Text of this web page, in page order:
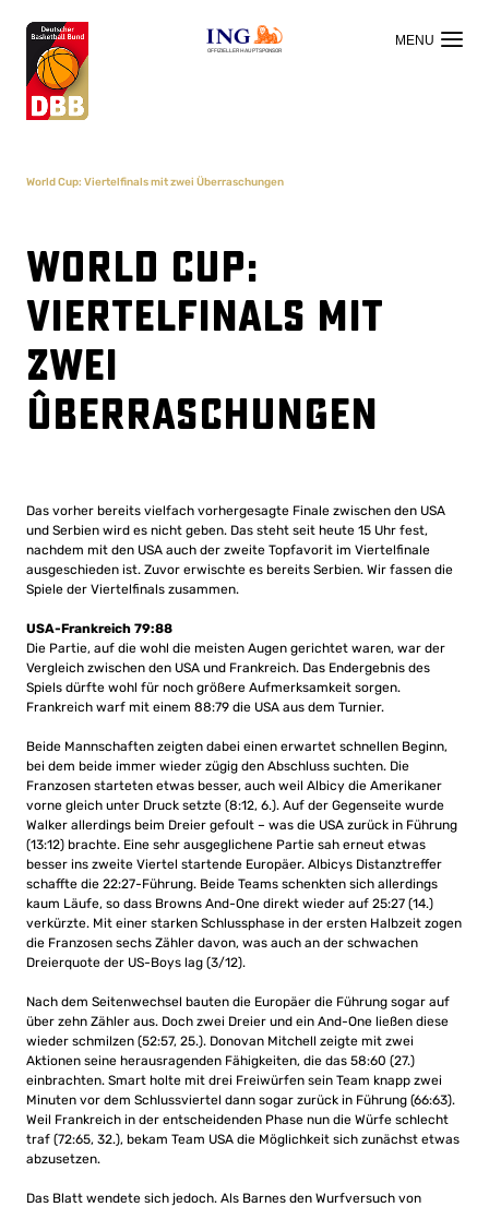
OFFIZIELLER HAUPTSPONSOR
World Cup: Viertelfinals mit zwei Überraschungen
World Cup:
Viertelfinals mit
zwei
Überraschungen
Das vorher bereits vielfach vorhergesagte Finale zwischen den USA
und Serbien wird es nicht geben. Das steht seit heute 15 Uhr fest,
nachdem mit den USA auch der zweite Topfavorit im Viertelfinale
ausgeschieden ist. Zuvor erwischte es bereits Serbien. Wir fassen die
Spiele der Viertelfinals zusammen.
USA-Frankreich 79:88
Die Partie, auf die wohl die meisten Augen gerichtet waren, war der
Vergleich zwischen den USA und Frankreich. Das Endergebnis des
Spiels dürfte wohl für noch größere Aufmerksamkeit sorgen.
Frankreich warf mit einem 88:79 die USA aus dem Turnier.
Beide Mannschaften zeigten dabei einen erwartet schnellen Beginn,
bei dem beide immer wieder zügig den Abschluss suchten. Die
Franzosen starteten etwas besser, auch weil Albicy die Amerikaner
vorne gleich unter Druck setzte (8:12, 6.). Auf der Gegenseite wurde
Walker allerdings beim Dreier gefoult – was die USA zurück in Führung
(13:12) brachte. Eine sehr ausgeglichene Partie sah erneut etwas
besser ins zweite Viertel startende Europäer. Albicys Distanztreffer
schaffte die 22:27-Führung. Beide Teams schenkten sich allerdings
kaum Läufe, so dass Browns And-One direkt wieder auf 25:27 (14.)
verkürzte. Mit einer starken Schlussphase in der ersten Halbzeit zogen
die Franzosen sechs Zähler davon, was auch an der schwachen
Dreierquote der US-Boys lag (3/12).
Nach dem Seitenwechsel bauten die Europäer die Führung sogar auf
über zehn Zähler aus. Doch zwei Dreier und ein And-One ließen diese
wieder schmilzen (52:57, 25.). Donovan Mitchell zeigte mit zwei
Aktionen seine herausragenden Fähigkeiten, die das 58:60 (27.)
einbrachten. Smart holte mit drei Freiwürfen sein Team knapp zwei
Minuten vor dem Schlussviertel dann sogar zurück in Führung (66:63).
Weil Frankreich in der entscheidenden Phase nun die Würfe schlecht
traf (72:65, 32.), bekam Team USA die Möglichkeit sich zunächst etwas
abzusetzen.
Das Blatt wendete sich jedoch. Als Barnes den Wurfversuch von